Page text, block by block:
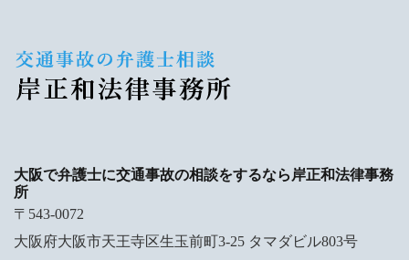
大阪で弁護士に交通事故の相談をするなら岸正和法律事務
所
〒543-0072
大阪府大阪市天王寺区生玉前町3-25 タマダビル803号